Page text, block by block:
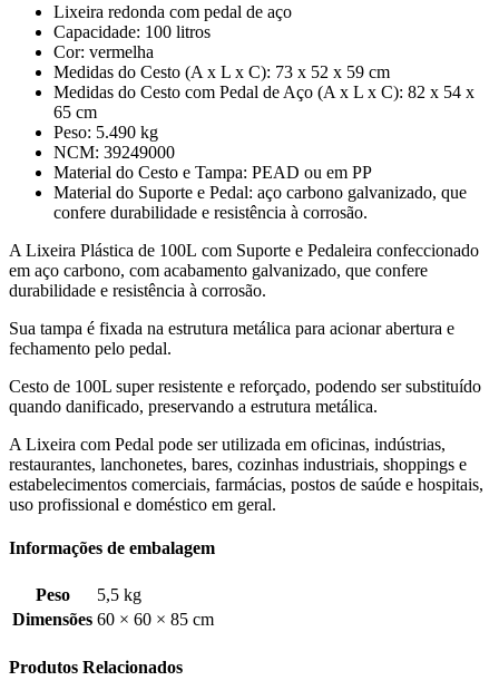
Lixeira redonda com pedal de aço
Capacidade: 100 litros
Cor: vermelha
Medidas do Cesto (A x L x C): 73 x 52 x 59 cm
Medidas do Cesto com Pedal de Aço (A x L x C): 82 x 54 x
65 cm
Peso: 5.490 kg
NCM: 39249000
Material do Cesto e Tampa: PEAD ou em PP
Material do Suporte e Pedal: aço carbono galvanizado, que
confere durabilidade e resistência à corrosão.
A Lixeira Plástica de 100L com Suporte e Pedaleira confeccionado
em aço carbono, com acabamento galvanizado, que confere
durabilidade e resistência à corrosão.
Sua tampa é fixada na estrutura metálica para acionar abertura e
fechamento pelo pedal.
Cesto de 100L super resistente e reforçado, podendo ser substituído
quando danificado, preservando a estrutura metálica.
A Lixeira com Pedal pode ser utilizada em oficinas, indústrias,
restaurantes, lanchonetes, bares, cozinhas industriais, shoppings e
estabelecimentos comerciais, farmácias, postos de saúde e hospitais,
uso profissional e doméstico em geral.
Informações de embalagem
Peso
5,5 kg
Dimensões 60 × 60 × 85 cm
Produtos Relacionados